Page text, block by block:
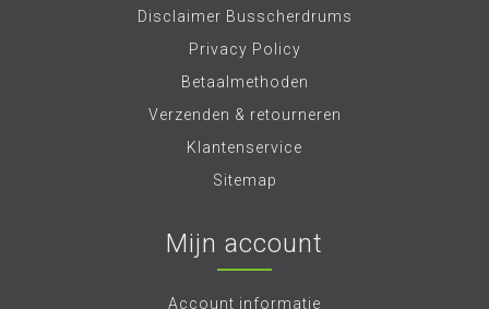
Disclaimer Busscherdrums
Privacy Policy
Betaalmethoden
Verzenden & retourneren
Klantenservice
Sitemap
Mijn account
Account informatie